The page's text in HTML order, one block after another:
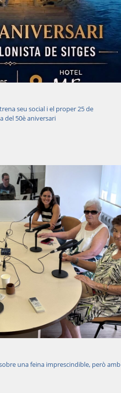
seu social i el proper 25 de
del 50è aniversari
una feina imprescindible, però amb